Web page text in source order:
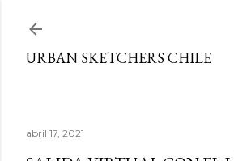
URBAN SKETCHERS CHILE
abril 17, 2021